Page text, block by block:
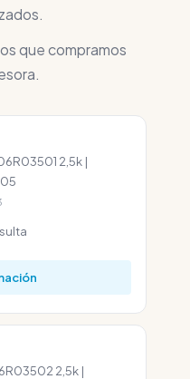
que compramos
2,5k |
2,5k |